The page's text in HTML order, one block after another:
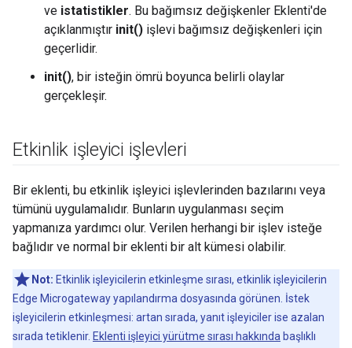
ve istatistikler. Bu bağımsız değişkenler Eklenti'de
açıklanmıştır init() işlevi bağımsız değişkenleri için
geçerlidir.
init(), bir isteğin ömrü boyunca belirli olaylar
gerçekleşir.
Etkinlik işleyici işlevleri
Bir eklenti, bu etkinlik işleyici işlevlerinden bazılarını veya
tümünü uygulamalıdır. Bunların uygulanması seçim
yapmanıza yardımcı olur. Verilen herhangi bir işlev isteğe
bağlıdır ve normal bir eklenti bir alt kümesi olabilir.
Not: Etkinlik işleyicilerin etkinleşme sırası, etkinlik işleyicilerin
Edge Microgateway yapılandırma dosyasında görünen. İstek
işleyicilerin etkinleşmesi: artan sırada, yanıt işleyiciler ise azalan
sırada tetiklenir. Eklenti işleyici yürütme sırası hakkında başlıklı